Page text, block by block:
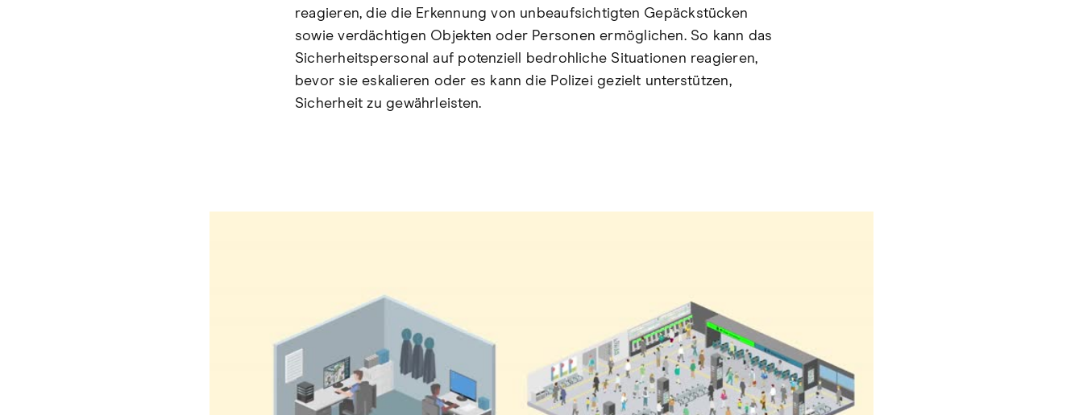
reagieren, die die Erkennung von unbeaufsichtigten Gepäckstücken
sowie verdächtigen Objekten oder Personen ermöglichen. So kann das
Sicherheitspersonal auf potenziell bedrohliche Situationen reagieren,
bevor sie eskalieren oder es kann die Polizei gezielt unterstützen,
Sicherheit zu gewährleisten.